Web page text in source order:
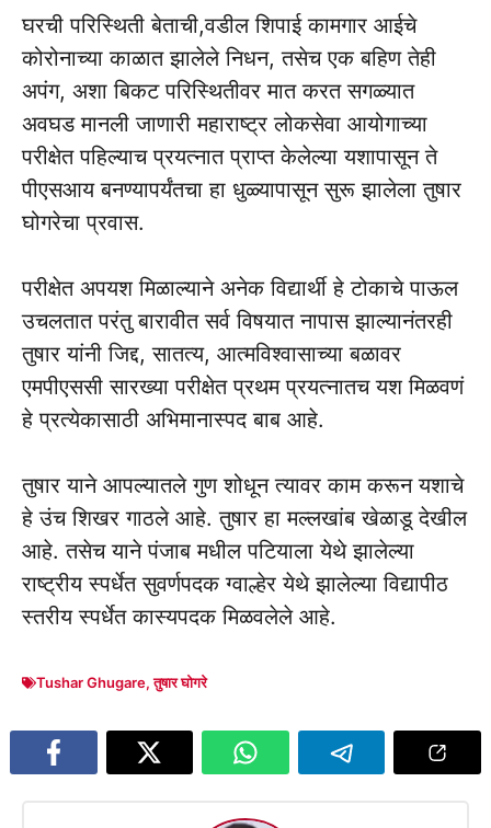
घरची परिस्थिती बेताची,वडील शिपाई कामगार आईचे
कोरोनाच्या काळात झालेले निधन, तसेच एक बहिण तेही
अपंग, अशा बिकट परिस्थितीवर मात करत सगळ्यात
अवघड मानली जाणारी महाराष्ट्र लोकसेवा आयोगाच्या
परीक्षेत पहिल्याच प्रयत्नात प्राप्त केलेल्या यशापासून ते
पीएसआय बनण्यापर्यंतचा हा धुळ्यापासून सुरू झालेला तुषार
घोगरेचा प्रवास.
परीक्षेत अपयश मिळाल्याने अनेक विद्यार्थी हे टोकाचे पाऊल
उचलतात परंतु बारावीत सर्व विषयात नापास झाल्यानंतरही
तुषार यांनी जिद्द, सातत्य, आत्मविश्वासाच्या बळावर
एमपीएससी सारख्या परीक्षेत प्रथम प्रयत्नातच यश मिळवणं
हे प्रत्येकासाठी अभिमानास्पद बाब आहे.
तुषार याने आपल्यातले गुण शोधून त्यावर काम करून यशाचे
हे उंच शिखर गाठले आहे. तुषार हा मल्लखांब खेळाडू देखील
आहे. तसेच याने पंजाब मधील पटियाला येथे झालेल्या
राष्ट्रीय स्पर्धेत सुवर्णपदक ग्वाल्हेर येथे झालेल्या विद्यापीठ
स्तरीय स्पर्धेत कास्यपदक मिळवलेले आहे.
Tushar Ghugare,तुषार घोगरे